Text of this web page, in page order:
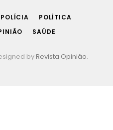
POLÍCIA
POLÍTICA
SAÚDE
by Revista Opinião.